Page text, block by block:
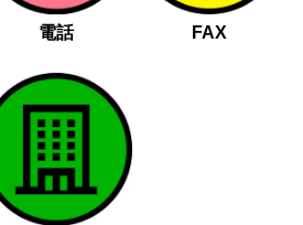
電話 FAX